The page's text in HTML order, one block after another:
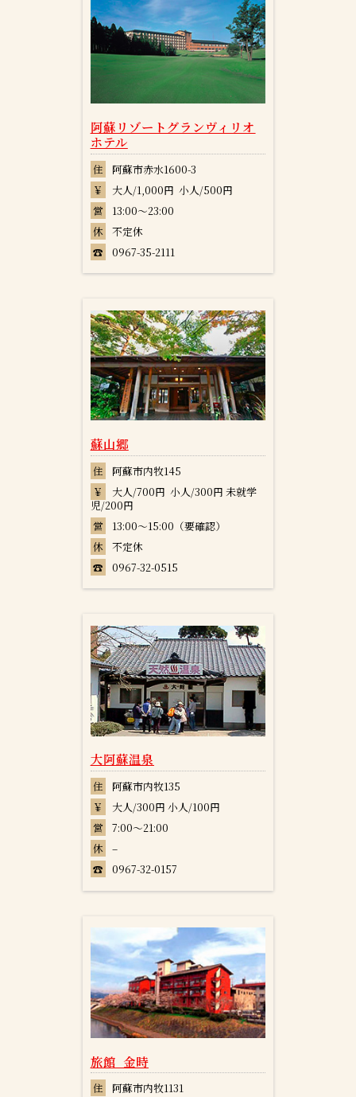
阿蘇リゾートグランヴィリオ
ホテル
住
阿蘇市赤水1600-3
￥
大人/1,000円 小人/500円
営
13:00～23:00
休
不定休
☎
0967-35-2111
蘇山郷
住
阿蘇市内牧145
￥
大人/700円 小人/300円 未就学
児/200円
営
13:00～15:00（要確認）
休
不定休
☎
0967-32-0515
大阿蘇温泉
住
阿蘇市内牧135
￥
大人/300円 小人/100円
営
7:00～21:00
休
–
☎
0967-32-0157
旅館 金時
住
阿蘇市内牧1131